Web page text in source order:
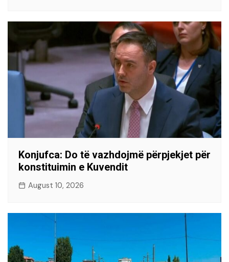
Konjufca: Do të vazhdojmë përpjekjet për
konstituimin e Kuvendit
August 10, 2026